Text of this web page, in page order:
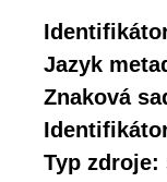
Jazyk
Znaková
Typ zdroje: